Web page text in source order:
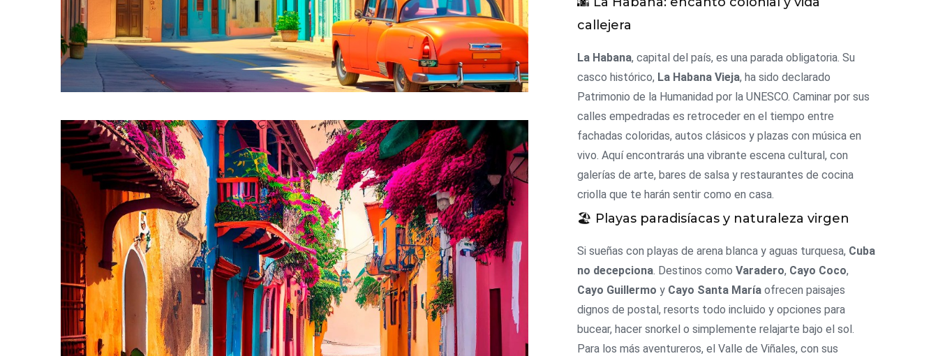
callejera
La Habana, capital del país, es una parada obligatoria. Su
casco histórico, La Habana Vieja, ha sido declarado
Patrimonio de la Humanidad por la UNESCO. Caminar por sus
calles empedradas es retroceder en el tiempo entre
fachadas coloridas, autos clásicos y plazas con música en
vivo. Aquí encontrarás una vibrante escena cultural, con
galerías de arte, bares de salsa y restaurantes de cocina
criolla que te harán sentir como en casa.
🏖️ Playas paradisíacas y naturaleza virgen
Si sueñas con playas de arena blanca y aguas turquesa, Cuba
no decepciona. Destinos como Varadero, Cayo Coco,
Cayo Guillermo y Cayo Santa María ofrecen paisajes
dignos de postal, resorts todo incluido y opciones para
bucear, hacer snorkel o simplemente relajarte bajo el sol.
Para los más aventureros, el Valle de Viñales, con sus